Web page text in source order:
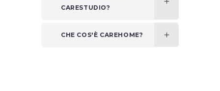
CARESTUDIO?
CHE COS'È CAREHOME?